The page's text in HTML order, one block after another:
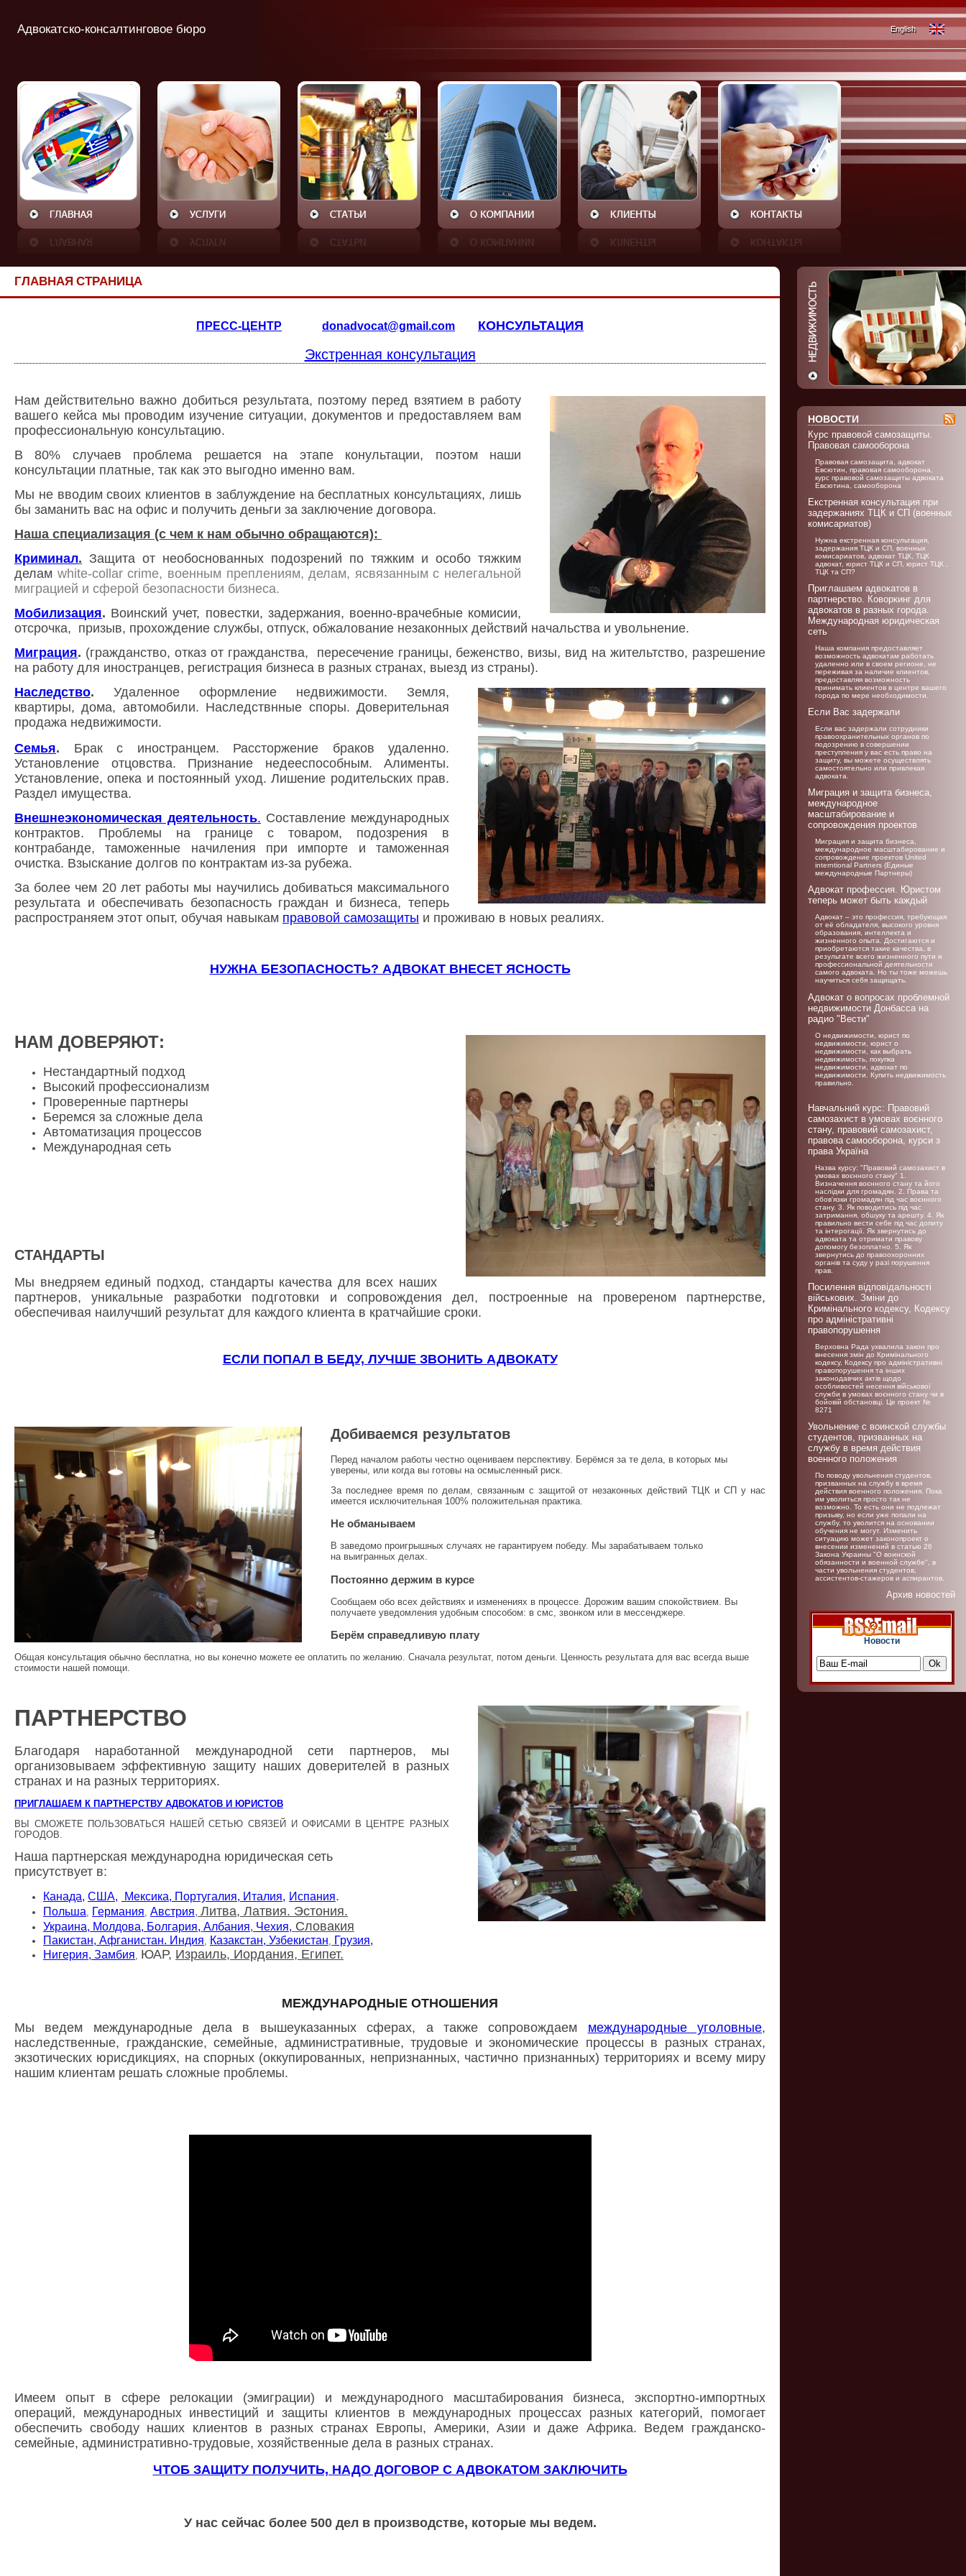
English
Адвокатско-консалтинговое бюро
НОВОСТИ
Курс правовой самозащиты.
Правовая самооборона
Правовая самозащита, адвокат
Евсютин, правовая самооборона,
курс правовой самозащиты адвоката
Евсютина, самооборона
Екстренная консультация при
задержаниях ТЦК и СП (военных
комисариатов)
Нужна екстренная консультация,
задержания ТЦК и СП, военных
комисариатов, адвокат ТЦК, ТЦК
адвокат, юрист ТЦК и СП, юрист ТЦК ,
ТЦК та СП?
Приглашаем адвокатов в
партнерство. Коворкинг для
адвокатов в разных города.
Международная юридическая
сеть
Наша компания предоставляет
возможность адвокатам работать
удаленно или в своем регионе, не
переживая за наличие клиентов,
предоставляя возможность
принимать клиентов в центре вашего
города по мере необходимости.
Если Вас задержали
Если вас задержали сотрудники
правоохранительных органов по
подозрению в совершении
преступления у вас есть право на
защиту, вы можете осуществлять
самостоятельно или привлекая
адвоката.
Миграция и защита бизнеса,
международное
масштабирование и
сопровождения проектов
Миграция и защита бизнеса,
международное масштабирование и
сопровождение проектов United
interntional Partners (Единые
международные Партнеры)
Адвокат профессия. Юристом
теперь может быть каждый
Адвокат – это профессия, требующая
от её обладателя, высокого уровня
образования, интеллекта и
жизненного опыта. Достигаются и
приобретаются такие качества, в
результате всего жизненного пути и
профессиональной деятельности
самого адвоката. Но ты тоже можешь
научиться себя защищать.
Адвокат о вопросах проблемной
недвижимости Донбасса на
радио "Вести"
О недвижимости, юрист по
недвижимости, юрист о
недвижимости, как выбрать
недвижимость, покупка
недвижимости, адвокат по
недвижимости. Купить недвижимость
правильно.
Навчальний курс: Правовий
самозахист в умовах воєнного
стану, правовий самозахист,
правова самооборона, курси з
права Україна
Назва курсу: "Правовий самозахист в
умовах воєнного стану" 1.
Визначення воєнного стану та його
наслідки для громадян. 2. Права та
обов'язки громадян під час воєнного
стану. 3. Як поводитись під час
затримання, обшуку та арешту. 4. Як
правильно вести себе під час допиту
та інтерогації. Як звернутись до
адвоката та отримати правову
допомогу безоплатно. 5. Як
звернутись до правоохоронних
органів та суду у разі порушення
прав.
Посилення відповідальності
військових. Зміни до
Кримінального кодексу, Кодексу
про адміністративні
правопорушення
Верховна Рада ухвалила закон про
внесення змін до Кримінального
кодексу, Кодексу про адміністративні
правопорушення та інших
законодавчих актів щодо
особливостей несення військової
служби в умовах воєнного стану чи в
бойовій обстановці. Це проект №
8271
Увольнение c воинской службы
студентов, призванных на
службу в время действия
военного положения
По поводу увольнения студентов,
призванных на службу в время
действия военного положения. Пока
им уволиться просто так не
возможно. То есть они не подлежат
призыву, но если уже попали на
службу, то уволится на основании
обучения не могут. Изменить
ситуацию может законопроект о
внесении изменений в статью 26
Закона Украины "О воинской
обязанности и военной службе", в
части увольнения студентов,
ассистентов-стажеров и аспирантов.
Архив новостей
Новости
ГЛАВНАЯ СТРАНИЦА
ПРЕСС-ЦЕНТР donadvocat@gmail.com КОНСУЛЬТАЦИЯ
Экстренная консультация
Нам действительно важно добиться результата, поэтому перед взятием в работу
вашего кейса мы проводим изучение ситуации, документов и предоставляем вам
профессиональную консультацию.
В 80% случаев проблема решается на этапе конультации, поэтом наши
консультации платные, так как это выгодно именно вам.
Мы не вводим своих клиентов в заблуждение на бесплатных консультациях, лишь
бы заманить вас на офис и получить деньги за заключение договора.
Наша специализация (с чем к нам обычно обращаются):
Криминал. Защита от необоснованных подозрений по тяжким и особо тяжким
делам white-collar crime, военным преплениям, делам, ясвязанным с нелегальной
миграцией и сферой безопасности бизнеса.
Мобилизация. Воинский учет, повестки, задержания, военно-врачебные комисии,
отсрочка, призыв, прохождение службы, отпуск, обжалование незаконных действий начальства и увольнение.
Миграция. (гражданство, отказ от гражданства, пересечение границы, беженство, визы, вид на жительтство, разрешение
на работу для иностранцев, регистрация бизнеса в разных странах, выезд из страны).
Наследство. Удаленное оформление недвижимости. Земля,
квартиры, дома, автомобили. Наследствнные споры. Доверительная
продажа недвижимости.
Семья. Брак с иностранцем. Рассторжение браков удаленно.
Установление отцовства. Признание недееспособным. Алименты.
Установление, опека и постоянный уход.Лишение родительских прав.
Раздел имущества.
Внешнеэкономическая деятельность. Составление международных
контрактов. Проблемы на границе с товаром, подозрения в
контрабанде, таможенные начиления при импорте и таможенная
очистка. Взыскание долгов по контрактам из-за рубежа.
За более чем 20 лет работы мы научились добиваться максимального
результата и обеспечивать безопасность граждан и бизнеса, теперь
распространяем этот опыт, обучая навыкам правовой самозащиты и проживаю в новых реалиях.
НУЖНА БЕЗОПАСНОСТЬ? АДВОКАТ ВНЕСЕТ ЯСНОСТЬ
НАМ ДОВЕРЯЮТ:
Нестандартный подход
Высокий профессионализм
Проверенные партнеры
Беремся за сложные дела
Автоматизация процессов
Международная сеть
СТАНДАРТЫ
Мы внедряем единый подход, стандарты качества для всех наших
партнеров, уникальные разработки подготовки и сопровождения дел, построенные на провереном партнерстве,
обеспечивая наилучший результат для каждого клиента в кратчайшие сроки.
ЕСЛИ ПОПАЛ В БЕДУ, ЛУЧШЕ ЗВОНИТЬ АДВОКАТУ
Добиваемся результатов
Перед началом работы честно оцениваем перспективу. Берёмся за те дела, в которых мы
уверены, или когда вы готовы на осмысленный риск.
За последнее время по делам, связанным с защитой от незаконных действий ТЦК и СП у нас
имеется исключительная 100% положительная практика.
Не обманываем
В заведомо проигрышных случаях не гарантируем победу. Мы зарабатываем только
на выигранных делах.
Постоянно держим в курсе
Сообщаем обо всех действиях и изменениях в процессе. Дорожим вашим спокойствием. Вы
получаете уведомления удобным способом: в смс, звонком или в мессенджере.
Берём справедливую плату
Общая консультация обычно бесплатна, но вы конечно можете ее оплатить по желанию. Сначала результат, потом деньги. Ценность результата для вас всегда выше
стоимости нашей помощи.
ПАРТНЕРСТВО
Благодаря наработанной международной сети партнеров, мы
организовываем эффективную защиту наших доверителей в разных
странах и на разных территориях.
ПРИГЛАШАЕМ К ПАРТНЕРСТВУ АДВОКАТОВ И ЮРИСТОВ
ВЫ СМОЖЕТЕ ПОЛЬЗОВАТЬСЯ НАШЕЙ СЕТЬЮ СВЯЗЕЙ И ОФИСАМИ В ЦЕНТРЕ РАЗНЫХ
ГОРОДОВ.
Наша партнерская международна юридическая сеть
присутствует в:
Канада, США, Мексика, Португалия, Италия, Испания.
Польша Германия Австрия, Литва, Латвия. Эстония.
Украина, Молдова, Болгария, Албания, Чехия, Словакия
Пакистан, Афганистан. Индия Казакстан, Узбекистан
Грузия,
Нигерия, Замбия ЮАР, Израиль, Иордания, Египет.
МЕЖДУНАРОДНЫЕ ОТНОШЕНИЯ
Мы ведем международные дела в вышеуказанных сферах, а также сопровождаем международные уголовные,
наследственные, гражданские, семейные, административные, трудовые и экономические процессы в разных странах,
экзотических юрисдикциях, на спорных (оккупированных, непризнанных, частично признанных) территориях и всему миру
нашим клиентам решать сложные проблемы.
Имеем опыт в сфере релокации (эмиграции) и международного масштабирования бизнеса, экспортно-импортных
операций, международных инвестиций и защиты клиентов в международных процессах разных категорий, помогает
обеспечить свободу наших клиентов в разных странах Европы, Америки, Азии и даже Африка. Ведем гражданско-
семейные, административно-трудовые, хозяйственные дела в разных странах.
ЧТОБ ЗАЩИТУ ПОЛУЧИТЬ, НАДО ДОГОВОР С АДВОКАТОМ ЗАКЛЮЧИТЬ
У нас сейчас более 500 дел в производстве, которые мы ведем.